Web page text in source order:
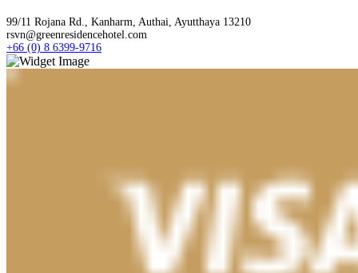
99/11 Rojana Rd., Kanharm, Authai, Ayutthaya 13210
rsvn@greenresidencehotel.com
+66 (0) 8 6399-9716